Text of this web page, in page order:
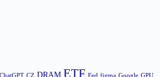
DRAM ETF